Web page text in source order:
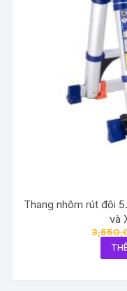
Thang nhôm rút đôi
và